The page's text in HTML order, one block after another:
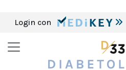
Login con